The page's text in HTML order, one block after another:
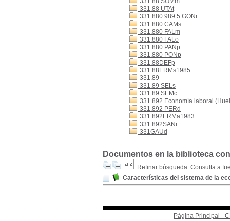
331.88 UTAt
331.880 989 5 GONr
331.880 CAMs
331.880 FALm
331.880 FALo
331.880 PANp
331.880 PONp
331.88DEFp
331.88ERMs1985
331.89
331.89 SELs
331.89 SEMc
331.892 Economía laboral
331.892 PERd
331.892ERMa1983
331.892SANr
331GAUd
Documentos en la biblioteca
Refinar búsqueda Consulta a
Características del sistema de la
Página Principal -